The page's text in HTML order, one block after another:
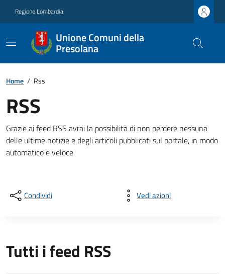
Regione Lombardia
Unione Comuni della
Presolana
Home / Rss
RSS
Grazie ai feed RSS avrai la possibilità di non perdere nessuna
delle ultime notizie e degli articoli pubblicati sul portale, in modo
automatico e veloce.
Condividi Vedi azioni
Tutti i feed RSS